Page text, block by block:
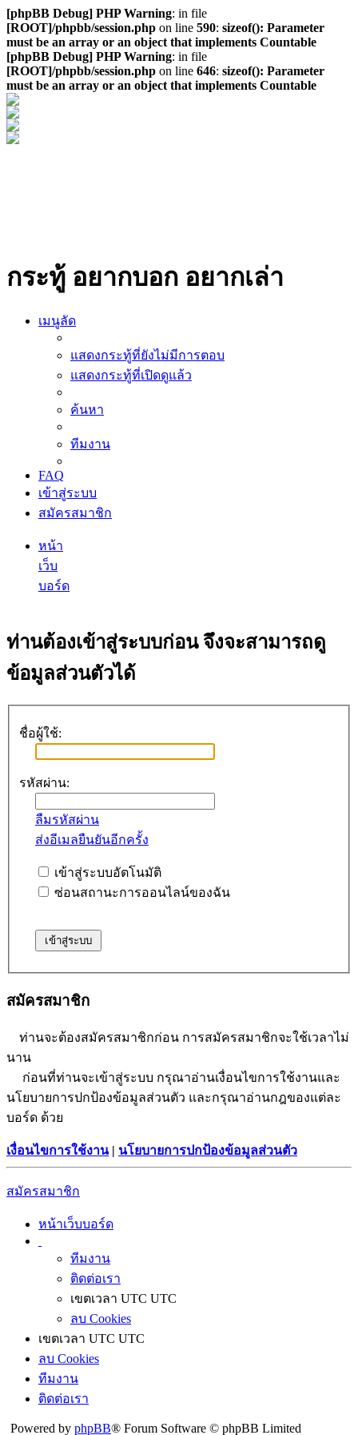
[phpBB Debug] PHP Warning: in file
[ROOT]/phpbb/session.php on line 590: sizeof(): Parameter
must be an array or an object that implements Countable
[phpBB Debug] PHP Warning: in file
[ROOT]/phpbb/session.php on line 646: sizeof(): Parameter
must be an array or an object that implements Countable
กระทู้ อยากบอก อยากเล่า
เมนูลัด
แสดงกระทู้ที่ยังไม่มีการตอบ
แสดงกระทู้ที่เปิดดูแล้ว
ค้นหา
ทีมงาน
FAQ
เข้าสู่ระบบ
สมัครสมาชิก
หน้า
เว็บ
บอร์ด
ท่านต้องเข้าสู่ระบบก่อน จึงจะสามารถดู
ข้อมูลส่วนตัวได้
ชื่อผู้ใช้:
รหัสผ่าน:
ลืมรหัสผ่าน
ส่งอีเมลยืนยันอีกครั้ง
เข้าสู่ระบบอัตโนมัติ
ซ่อนสถานะการออนไลน์ของฉัน
สมัครสมาชิก
ท่านจะต้องสมัครสมาชิกก่อน การสมัครสมาชิกจะใช้เวลาไม่
นาน
ก่อนที่ท่านจะเข้าสู่ระบบ กรุณาอ่านเงื่อนไขการใช้งานและ
นโยบายการปกป้องข้อมูลส่วนตัว และกรุณาอ่านกฎของแต่ละ
บอร์ด ด้วย
เงื่อนไขการใช้งาน| นโยบายการปกป้องข้อมูลส่วนตัว
สมัครสมาชิก
หน้าเว็บบอร์ด
ทีมงาน
ติดต่อเรา
เขตเวลา UTC UTC
ลบ Cookies
เขตเวลา UTC UTC
ลบ Cookies
ทีมงาน
ติดต่อเรา
Powered by phpBB® Forum Software © phpBB Limited